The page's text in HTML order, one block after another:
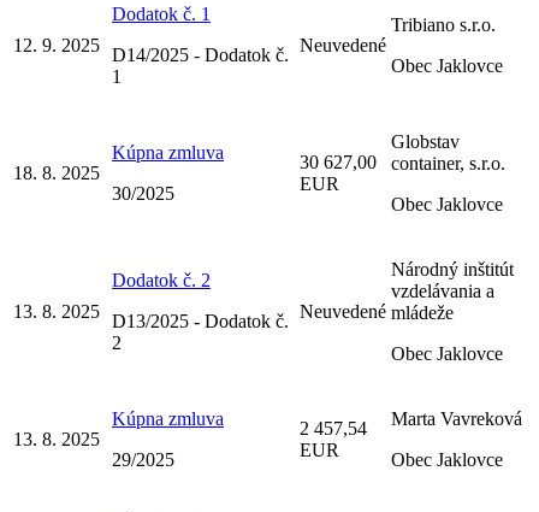
12. 9. 2025
Dodatok č. 1
D14/2025 - Dodatok č.
1
Neuvedené
Tribiano s.r.o.
Obec Jaklovce
18. 8. 2025
Kúpna zmluva
30/2025
30 627,00
EUR
Globstav
container, s.r.o.
Obec Jaklovce
13. 8. 2025
Dodatok č. 2
D13/2025 - Dodatok č.
2
Neuvedené
Národný inštitút
vzdelávania a
mládeže
Obec Jaklovce
13. 8. 2025
Kúpna zmluva
29/2025
2 457,54
EUR
Marta Vavreková
Obec Jaklovce